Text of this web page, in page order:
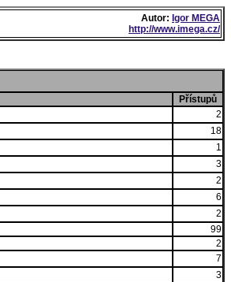
Autor: Igor MEGA
http://www.imega.cz/
Přístupů
2
18
1
3
2
6
2
99
2
7
3